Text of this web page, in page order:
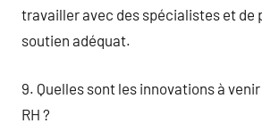
travailler avec des spécialistes et de
soutien adéquat.
9. Quelles sont les innovations à
RH ?